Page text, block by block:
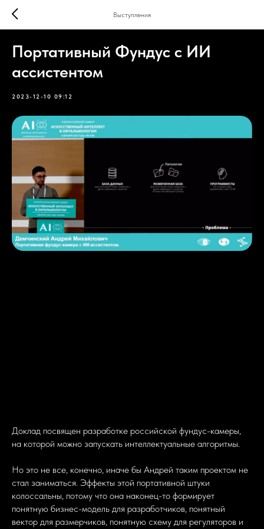
Выступления
Портативный Фундус с ИИ
ассистентом
2023-12-10 09:12
Доклад посвящен разработке российской фундус-камеры,
на которой можно запускать интеллектуальные алгоритмы.
Но это не все, конечно, иначе бы Андрей таким проектом не
стал заниматься. Эффекты этой портативной штуки
колоссальны, потому что она наконец-то формирует
понятную бизнес-модель для разработчиков, понятный
вектор для размерчиков, понятную схему для регуляторов и